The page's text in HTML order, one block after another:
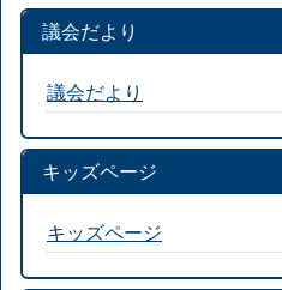
議会だより
議会だより
キッズページ
キッズページ